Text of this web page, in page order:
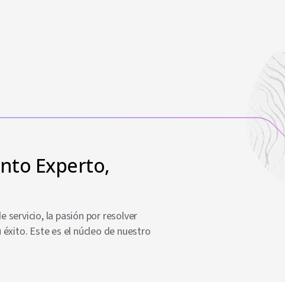
Experto,
servicio, la pasión por resolver
Este es el núcleo de nuestro